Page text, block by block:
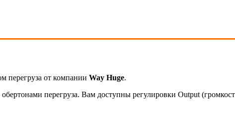
перегруза от компании Way Huge.
перегруза. Вам доступны регулировки Output